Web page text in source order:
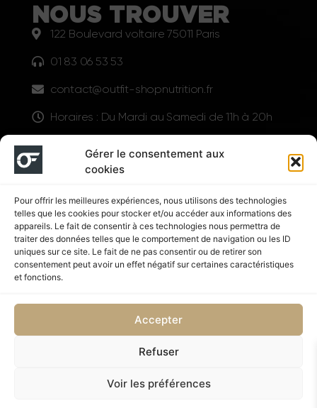
Gérer le consentement aux
cookies
Pour offrir les meilleures expériences, nous utilisons des technologies
telles que les cookies pour stocker et/ou accéder aux informations des
appareils. Le fait de consentir à ces technologies nous permettra de
traiter des données telles que le comportement de navigation ou les ID
uniques sur ce site. Le fait de ne pas consentir ou de retirer son
consentement peut avoir un effet négatif sur certaines caractéristiques
et fonctions.
Accepter
Refuser
Voir les préférences
NOUS TROUVER
122 Boulevard voltaire 75011 Paris
01 83 06 53 53
contact@outfit-shopnutrition.fr
Horaires : Du Mardi au Samedi de 11h à 20h
LIENS UTILES
Suivez nous